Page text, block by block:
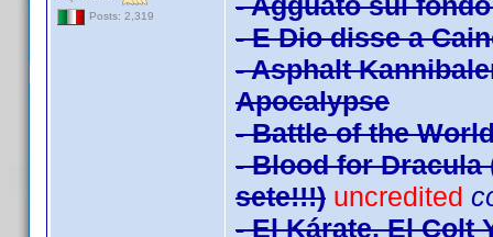
Posts: 2,319
- E Dio disse a
- Asphalt
Apocalypse
- Battle of the
- Blood for Dracula
sete!!!) uncredited
- El Kárate, El Colt